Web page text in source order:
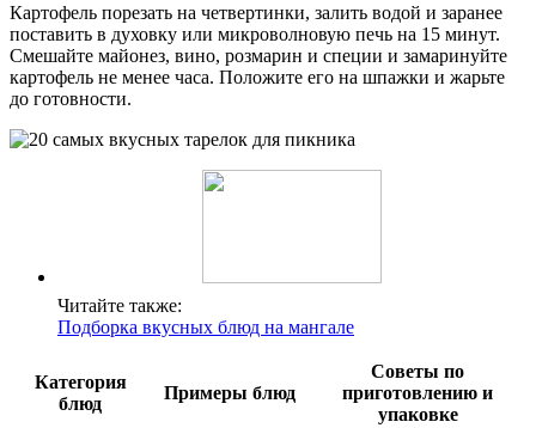
Картофель порезать на четвертинки, залить водой и заранее
поставить в духовку или микроволновую печь на 15 минут.
Смешайте майонез, вино, розмарин и специи и замаринуйте
картофель не менее часа. Положите его на шпажки и жарьте
до готовности.
Читайте также:
Подборка вкусных блюд на мангале
Категория
блюд
Примеры блюд
Советы по
приготовлению и
упаковке